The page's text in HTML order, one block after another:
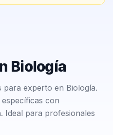
Biología
experto en Biología.
con
Ideal para profesionales